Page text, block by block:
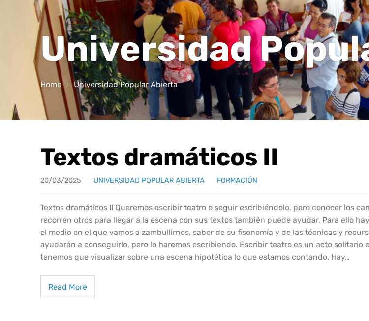
Universidad
Home Universidad Popular Abierta
Textos dramáticos II
20/03/2025 UNIVERSIDAD POPULAR ABIERTA FORMACIÓN
Textos dramáticos II Queremos escribir teatro o seguir escribiéndolo, pero conocer los
recorren otros para llegar a la escena con sus textos también puede ayudar. Para ello
el medio en el que vamos a zambullirnos, saber de su fisonomía y de las técnicas y
ayudarán a conseguirlo, pero lo haremos escribiendo. Escribir teatro es un acto solitario
tenemos que visualizar sobre una escena hipotética lo que estamos contando. Hay…
Read More